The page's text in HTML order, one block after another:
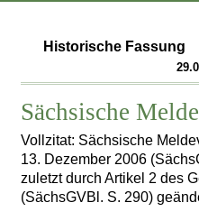
Historische Fassung
Sächsische
Vollzitat: Sächsische
13. Dezember 2006
zuletzt durch Artikel 2 des
(SächsGVBl. S. 290)